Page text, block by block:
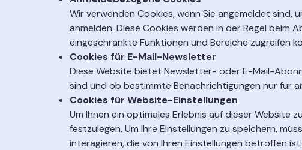
Wir verwenden Cookies, wenn Sie angemeldet sind,
anmelden. Diese Cookies werden in der Regel beim
eingeschränkte Funktionen und Bereiche zugreifen
Cookies für E-Mail-Newsletter
Diese Website bietet Newsletter- oder E-Mail-
sind und ob bestimmte Benachrichtigungen nur für
Cookies für Website-Einstellungen
Um Ihnen ein optimales Erlebnis auf dieser Website
festzulegen. Um Ihre Einstellungen zu speichern,
interagieren, die von Ihren Einstellungen betroffen ist.